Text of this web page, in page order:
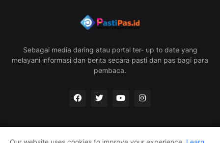
Sebagai media daring atau portal ter- up to date yang
melayani informasi dan berita secara pasti dan pas bagi para
pembaca.